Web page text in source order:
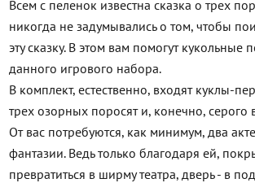
Всем с пеленок известна сказка о трех
никогда не задумывались о том, чтобы
эту сказку. В этом вам помогут кукольные
данного игрового набора.
В комплект, естественно, входят куклы-
трех озорных поросят и, конечно, серого
От вас потребуются, как минимум, два
фантазии. Ведь только благодаря ей,
превратиться в ширму театра, дверь - в